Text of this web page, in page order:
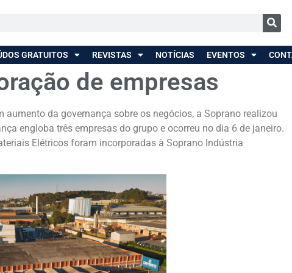
GRATUITOS REVISTAS NOTÍCIAS EVENTOS
de empresas
da governança sobre os negócios, a Soprano realizou
engloba três empresas do grupo e ocorreu no dia 6 de janeiro.
Elétricos foram incorporadas à Soprano Indústria